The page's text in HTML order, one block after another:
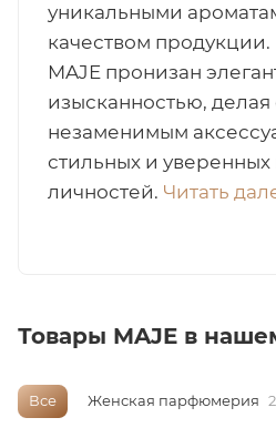
уникальными
качеством
MAJE пронизан
изысканностью, делая
незаменимым
стильных и уверенных
личностей. Читать
Товары MAJE в
Все Женская парфюмерия 2